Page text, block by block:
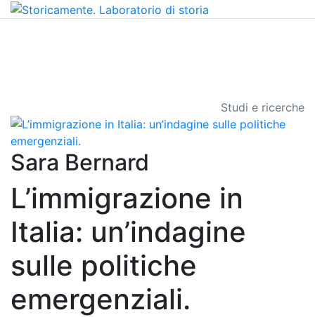
Studi e ricerche
Sara Bernard
L’immigrazione in
Italia: un’indagine
sulle politiche
emergenziali.